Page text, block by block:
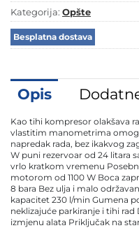
Kategorija: Opšte
Besplatna dostava
Opis
Kao tihi kompresor olakšava
vlastitim manometrima
napredak rada, bez ikakvog
W puni rezervoar od 24 litara
vrlo kratkom vremenu
motorom od 1100 W Boca
8 bara Bez ulja i malo
kapacitet 230 l/min Gumena
neklizajuće parkiranje i tihi
izmjenu alata Priključak na